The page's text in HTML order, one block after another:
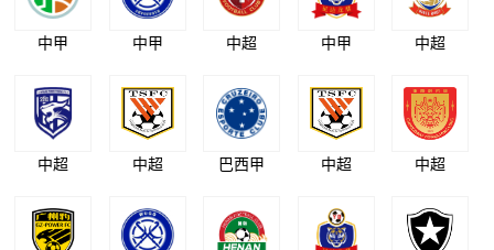
中甲 中甲 中超 中甲 中超
中超 中超 巴西甲 中超 中超